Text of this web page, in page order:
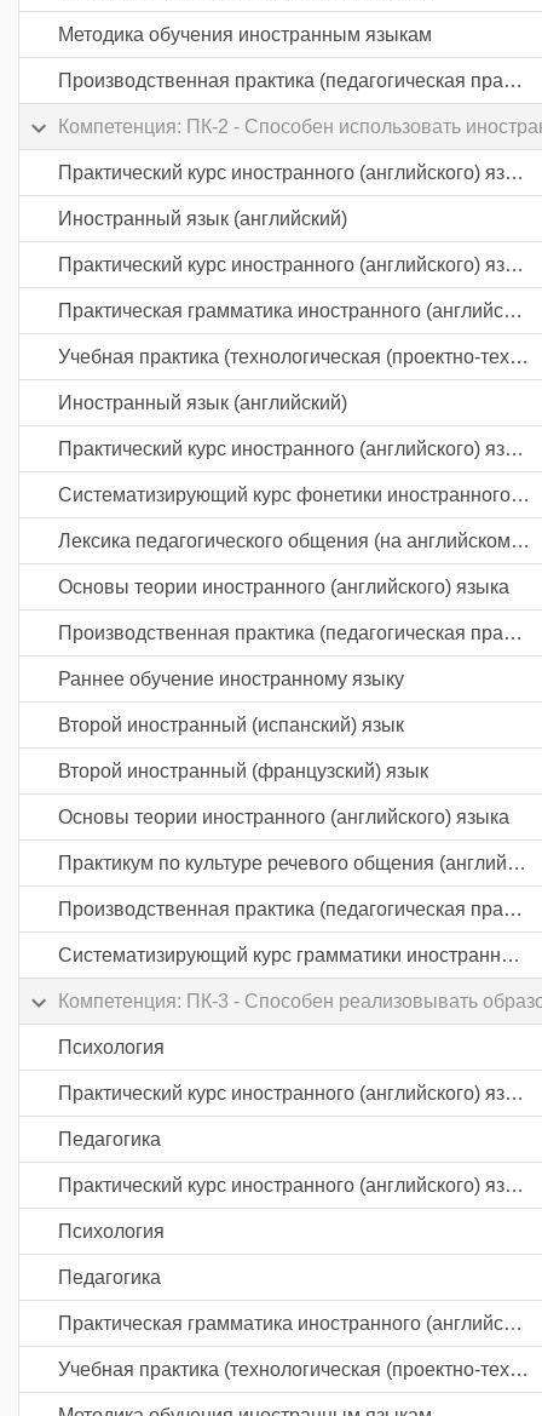
Методика обучения иностранным языкам
Производственная практика (педагогическая практика) часть 3
Компетенция: ПК-2 - Способен использовать
Практический курс иностранного (английского) языка
Иностранный язык (английский)
Практический курс иностранного (английского) языка
Практическая грамматика иностранного (английского) языка
Учебная практика (технологическая (проектно-технологическая) практика)
Иностранный язык (английский)
Практический курс иностранного (английского) языка
Систематизирующий курс фонетики иностранного (английского) языка
Лексика педагогического общения (на английском языке)
Основы теории иностранного (английского) языка
Производственная практика (педагогическая практика) часть 2
Раннее обучение иностранному языку
Второй иностранный (испанский) язык
Второй иностранный (французский) язык
Основы теории иностранного (английского) языка
Практикум по культуре речевого общения (английский язык)
Производственная практика (педагогическая практика) часть 3
Систематизирующий курс грамматики иностранного (английского) языка
Компетенция: ПК-3 - Способен реализовывать
Психология
Практический курс иностранного (английского) языка
Педагогика
Практический курс иностранного (английского) языка
Психология
Педагогика
Практическая грамматика иностранного (английского) языка
Учебная практика (технологическая (проектно-технологическая) практика)